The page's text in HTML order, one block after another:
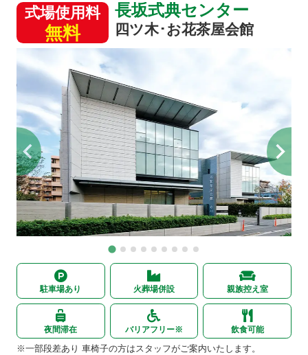
式場使用料
無料
長坂式典センター
四ツ木･お花茶屋会館
駐車場あり 火葬場併設 親族控え室
夜間滞在 バリアフリー※ 飲食可能
※一部段差あり 車椅子の方はスタッフがご案内いたします。